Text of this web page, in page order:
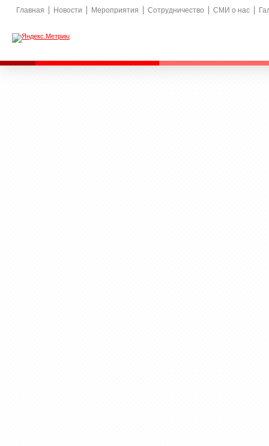
Главная Новости Мероприятия Сотрудничество СМИ о нас